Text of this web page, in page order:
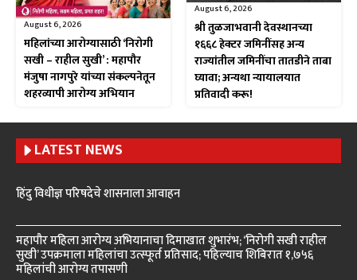
August 6, 2026
महिलांच्या आरोग्यासाठी ‘निरोगी
सखी – राहील सुखी’ : महापौर
मंजुषा नागपुरे यांच्या संकल्पनेतून
शहरव्यापी आरोग्य अभियान
August 6, 2026
श्री तुळजाभवानी देवस्थानच्या
१६६८ हेक्टर जमिनींसह अन्य
राज्यांतील जमिनींचा तातडीने ताबा
घ्यावा; अन्यथा न्यायालयात
प्रतिवादी करू!
LATEST NEWS
हिंदु विधीज्ञ परिषदेचे शासनाला आवाहन
महापौर महिला आरोग्य अभियानाचा दिमाखात शुभारंभ; ‘निरोगी सखी राहील
सुखी’ उपक्रमाला महिलांचा उत्स्फूर्त प्रतिसाद; पहिल्याच शिबिरात १,७५६
महिलांची आरोग्य तपासणी